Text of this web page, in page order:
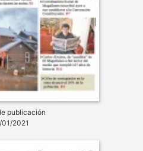
publicación
2021